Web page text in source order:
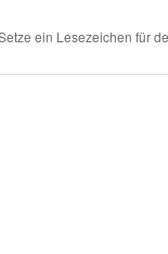
ein Lesezeichen für